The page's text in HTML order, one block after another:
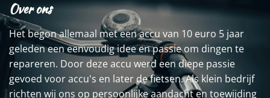
Over ons
Het begon allemaal met een accu van 10 euro 5 jaar
geleden een eenvoudig idee en passie om dingen te
repareren. Door deze accu werd een diepe passie
gevoed voor accu's en later de fietsen. Als klein bedrijf
richten wij ons op persoonlijke aandacht en toewijding